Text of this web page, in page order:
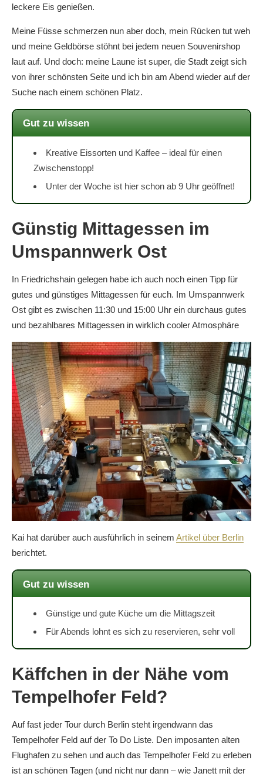
leckere Eis genießen.
Meine Füsse schmerzen nun aber doch, mein Rücken tut weh
und meine Geldbörse stöhnt bei jedem neuen Souvenirshop
laut auf. Und doch: meine Laune ist super, die Stadt zeigt sich
von ihrer schönsten Seite und ich bin am Abend wieder auf der
Suche nach einem schönen Platz.
Gut zu wissen
Kreative Eissorten und Kaffee – ideal für einen
Zwischenstopp!
Unter der Woche ist hier schon ab 9 Uhr geöffnet!
Günstig Mittagessen im
Umspannwerk Ost
In Friedrichshain gelegen habe ich auch noch einen Tipp für
gutes und günstiges Mittagessen für euch. Im Umspannwerk
Ost gibt es zwischen 11:30 und 15:00 Uhr ein durchaus gutes
und bezahlbares Mittagessen in wirklich cooler Atmosphäre
Kai hat darüber auch ausführlich in seinem Artikel über Berlin
berichtet.
Gut zu wissen
Günstige und gute Küche um die Mittagszeit
Für Abends lohnt es sich zu reservieren, sehr voll
Käffchen in der Nähe vom
Tempelhofer Feld?
Auf fast jeder Tour durch Berlin steht irgendwann das
Tempelhofer Feld auf der To Do Liste. Den imposanten alten
Flughafen zu sehen und auch das Tempelhofer Feld zu erleben
ist an schönen Tagen (und nicht nur dann – wie Janett mit der